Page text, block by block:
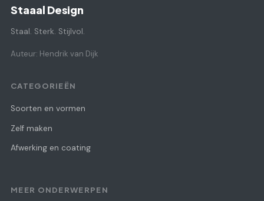
Staaal Design
Staal. Sterk. Stijlvol.
Auteur: Hendrik van Dijk
CATEGORIEËN
Soorten en vormen
Zelf maken
Afwerking en coating
MEER ONDERWERPEN